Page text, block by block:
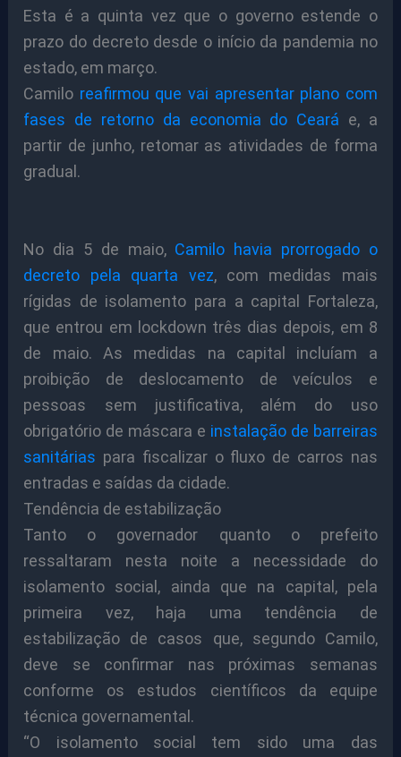
Esta é a quinta vez que o governo estende o
prazo do decreto desde o início da pandemia no
estado, em março.
Camilo reafirmou que vai apresentar plano com
fases de retorno da economia do Ceará e, a
partir de junho, retomar as atividades de forma
gradual.
No dia 5 de maio, Camilo havia prorrogado o
decreto pela quarta vez, com medidas mais
rígidas de isolamento para a capital Fortaleza,
que entrou em lockdown três dias depois, em 8
de maio. As medidas na capital incluíam a
proibição de deslocamento de veículos e
pessoas sem justificativa, além do uso
obrigatório de máscara e instalação de barreiras
sanitárias para fiscalizar o fluxo de carros nas
entradas e saídas da cidade.
Tendência de estabilização
Tanto o governador quanto o prefeito
ressaltaram nesta noite a necessidade do
isolamento social, ainda que na capital, pela
primeira vez, haja uma tendência de
estabilização de casos que, segundo Camilo,
deve se confirmar nas próximas semanas
conforme os estudos científicos da equipe
técnica governamental.
“O isolamento social tem sido uma das